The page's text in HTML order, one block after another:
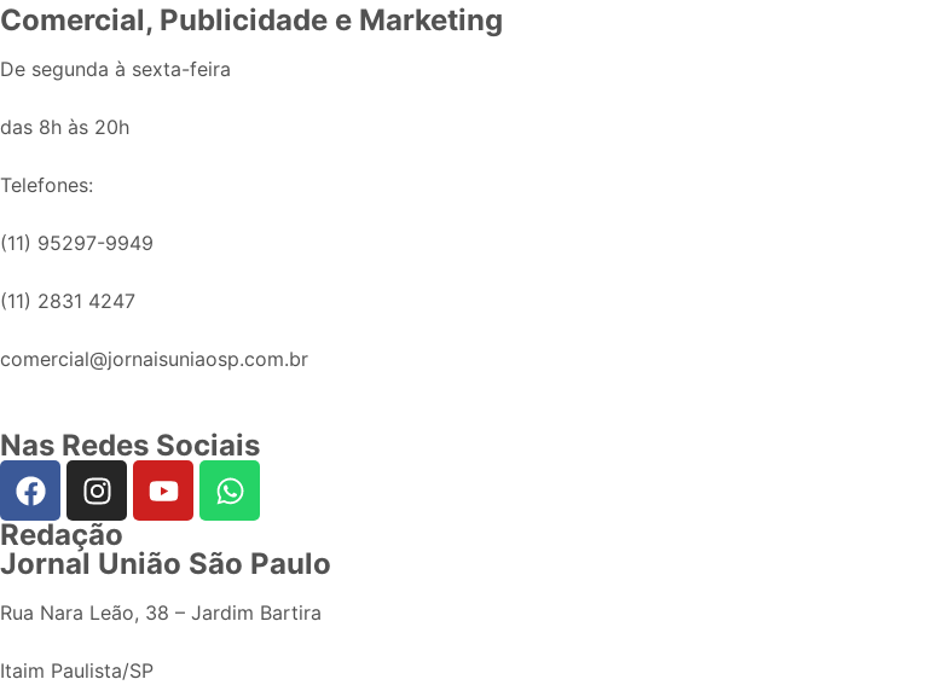
Comercial, Publicidade e Marketing
De segunda à sexta-feira
das 8h às 20h
Telefones:
(11) 95297-9949
(11) 2831 4247
comercial@jornaisuniaosp.com.br
Nas Redes Sociais
Redação
Jornal União São Paulo
Rua Nara Leão, 38 – Jardim Bartira
Itaim Paulista/SP